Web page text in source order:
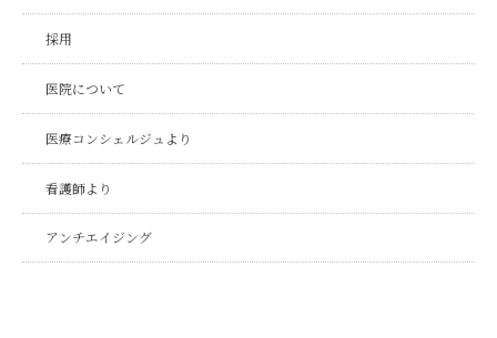
採用
医院について
医療コンシェルジュより
看護師より
アンチエイジング